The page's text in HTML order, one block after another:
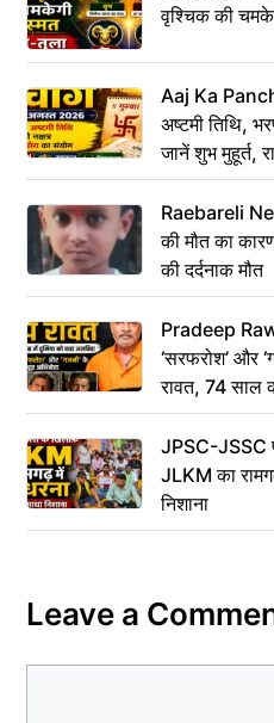
वृश्चिक की
Aaj Ka
अष्टमी तिथि,
जानें शुभ मुहूर्त,
Raebareli
की मौत का
की दर्दनाक मौत
Pradeep
‘सरफरोश’ और
रावत, 74 साल
JPSC-JSSC
JLKM का
निशाना
Leave a